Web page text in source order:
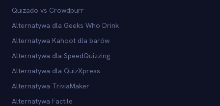
Quizado vs Crowdpurr
Alternatywa dla Geeks Who Drink
Alternatywa Kahoot dla barów
Alternatywa dla SpeedQuizzing
Alternatywa dla QuizXpress
Alternatywa TriviaMaker
Alternatywa Factile